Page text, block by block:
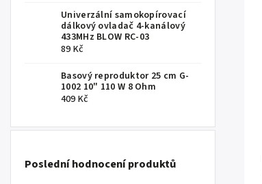
Univerzální samokopírovací
dálkový ovladač 4-kanálový
433MHz BLOW RC-03
89 Kč
Basový reproduktor 25 cm G-
1002 10" 110 W 8 Ohm
409 Kč
Poslední hodnocení produktů